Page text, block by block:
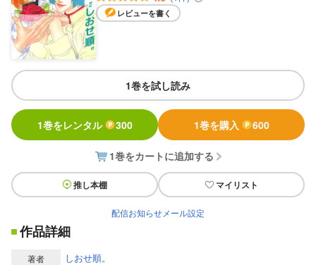
レビューを書く
1巻を試し読み
1巻をレンタル 300 1巻を購入 600
1巻をカートに追加する
推し本棚 マイリスト
配信お知らせメール設定
作品詳細
著者 しおせ順。